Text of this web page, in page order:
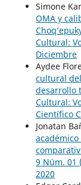
Simone
OMA y
Cultural:
Diciembre
Aydee
cultural
desarrollo
Cultural:
Científico
Jonatan
9 Núm. 01
2020